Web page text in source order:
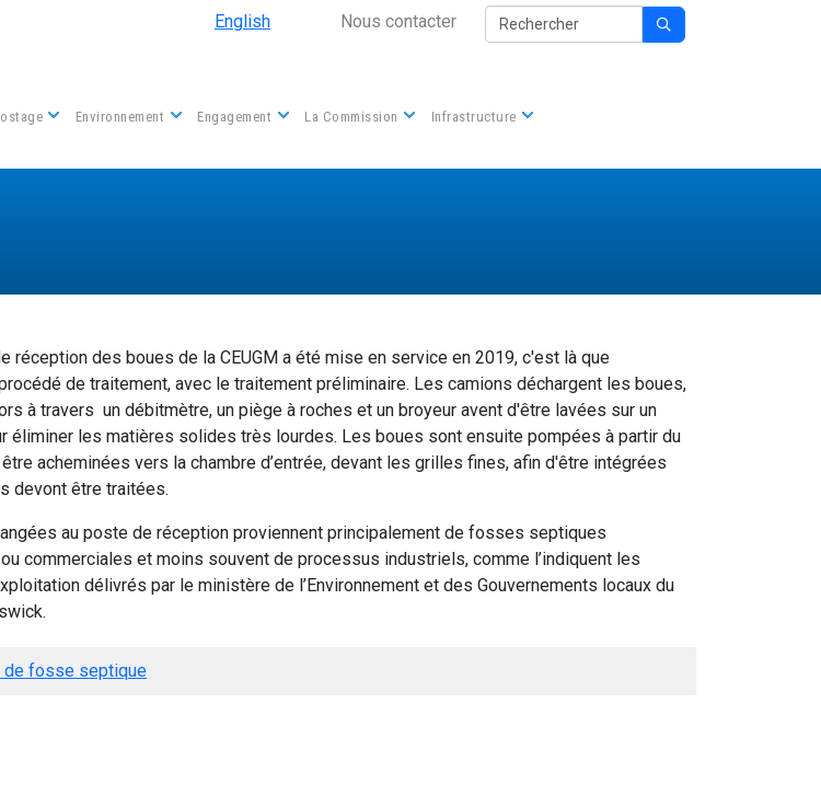
Aller au contenu principal
English Secondary Nav
Nous contacter Rechercher 
Environnement Engagement La Commission
Infrastructure
réception des boues de la CEUGM a été mise en service en 2019, c'est là que
de traitement, avec le traitement préliminaire. Les camions déchargent les boues,
à travers un débitmètre, un piège à roches et un broyeur avent d'être lavées sur un
éliminer les matières solides très lourdes. Les boues sont ensuite pompées à partir du
acheminées vers la chambre d’entrée, devant les grilles fines, afin d'être intégrées
devont être traitées.
au poste de réception proviennent principalement de fosses septiques
commerciales et moins souvent de processus industriels, comme l’indiquent les
délivrés par le ministère de l’Environnement et des Gouvernements locaux du
de fosse septique